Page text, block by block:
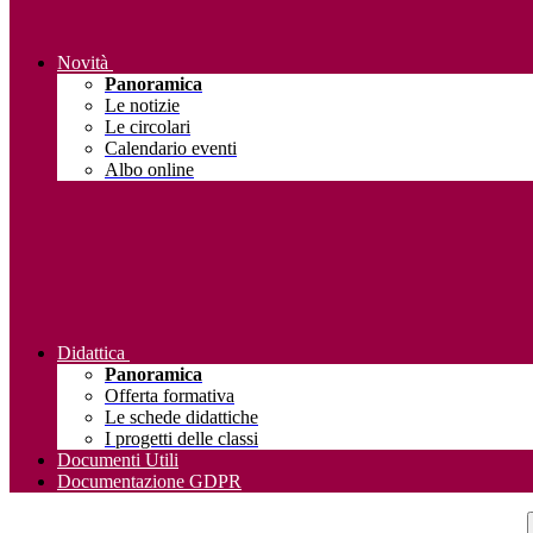
Novità
Panoramica
Le notizie
Le circolari
Calendario eventi
Albo online
Didattica
Panoramica
Offerta formativa
Le schede didattiche
I progetti delle classi
Documenti Utili
Documentazione GDPR